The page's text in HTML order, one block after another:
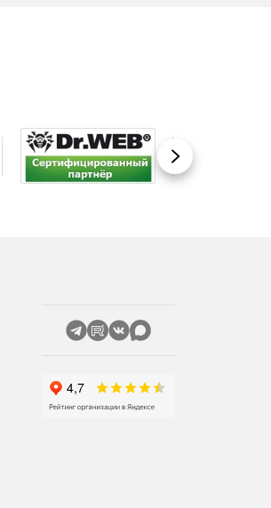
Вперед